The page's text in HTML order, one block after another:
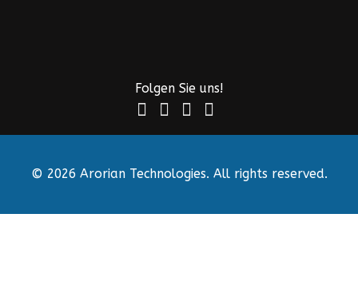
Folgen Sie uns!
© 2026 Arorian Technologies. All rights reserved.